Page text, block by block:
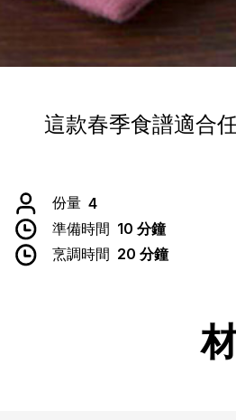
這款春季食譜適合
份量 4
準備時間 10 分鐘
烹調時間 20 分鐘